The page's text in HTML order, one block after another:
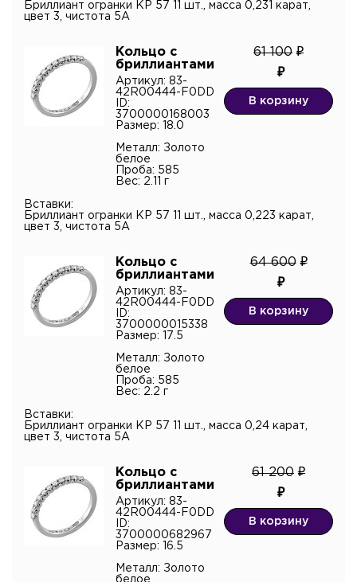
Бриллиант огранки КР 57 11 шт., масса 0,231 карат,
цвет 3, чистота 5А
Кольцо с
бриллиантами
Артикул: 83-
42R00444-F0DD
ID:
3700000168003
Размер: 18.0
Металл: Золото
белое
Проба: 585
Вес: 2.11 г
61 100
В корзину
Вставки:
Бриллиант огранки КР 57 11 шт., масса 0,223 карат,
цвет 3, чистота 5А
Кольцо с
бриллиантами
Артикул: 83-
42R00444-F0DD
ID:
3700000015338
Размер: 17.5
Металл: Золото
белое
Проба: 585
Вес: 2.2 г
64 600
В корзину
Вставки:
Бриллиант огранки КР 57 11 шт., масса 0,24 карат,
цвет 3, чистота 5А
Кольцо с
бриллиантами
Артикул: 83-
42R00444-F0DD
ID:
3700000682967
Размер: 16.5
Металл: Золото
белое
61 200
В корзину
Имя*
Контактный телефон*
Электронная почта